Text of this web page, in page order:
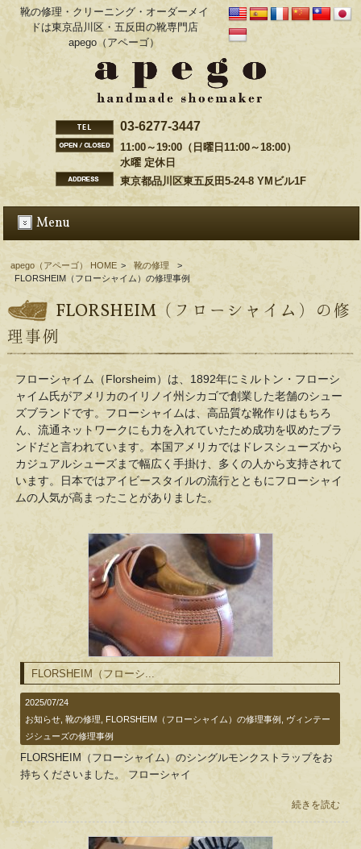
靴の修理・クリーニング・オーダーメイ
ドは東京品川区・五反田の靴専門店
apego（アペーゴ）
03-6277-3447
11:00～19:00（日曜日11:00～18:00）
水曜 定休日
東京都品川区東五反田5-24-8 YMビル1F
Menu
apego（アペーゴ） HOME > 靴の修理
>
FLORSHEIM（フローシャイム）の修理事例
FLORSHEIM（フローシャイム）の修
理事例
フローシャイム（Florsheim）は、1892年にミルトン・フローシ
ャイム氏がアメリカのイリノイ州シカゴで創業した老舗のシュー
ズブランドです。フローシャイムは、高品質な靴作りはもちろ
ん、流通ネットワークにも力を入れていたため成功を収めたブラ
ンドだと言われています。本国アメリカではドレスシューズから
カジュアルシューズまで幅広く手掛け、多くの人から支持されて
います。日本ではアイビースタイルの流行とともにフローシャイ
ムの人気が高まったことがありました。
FLORSHEIM（フローシ...
2025/07/24
お知らせ ,靴の修理 FLORSHEIM（フローシャイム）の修理事例
ヴィンテー
ジシューズの修理事例
FLORSHEIM（フローシャイム）のシングルモンクストラップをお
持ちくださいました。 フローシャイ
続きを読む